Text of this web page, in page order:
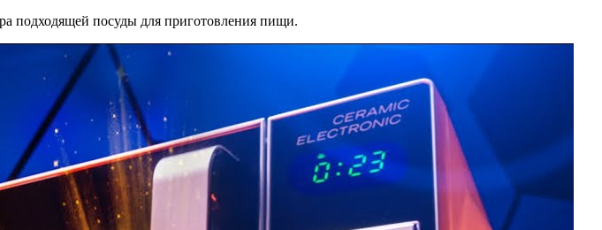
подходящей посуды для приготовления пищи.